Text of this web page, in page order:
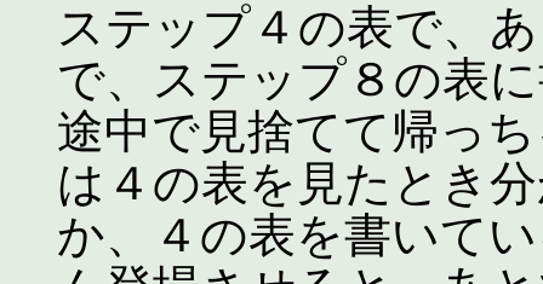
ステップ４の表で、
で、ステップ８の表
途中で見捨てて帰っ
は４の表を見たとき
か、４の表を書いて